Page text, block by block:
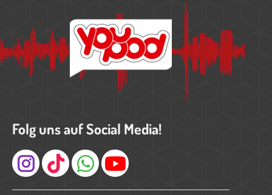
Folg uns auf Social Media!
Instagram